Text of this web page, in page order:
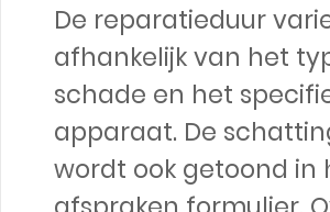
De reparatieduur
afhankelijk van het
schade en het
apparaat. De
wordt ook getoond in